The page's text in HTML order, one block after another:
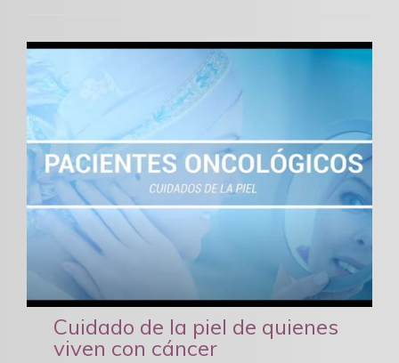
Cuidado de la piel de quienes
viven con cáncer